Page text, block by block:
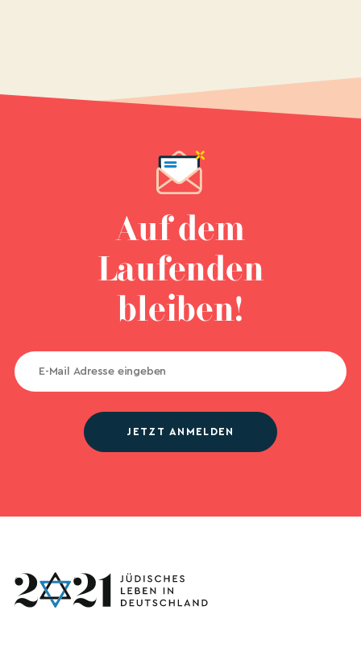
Auf dem
Laufenden
bleiben!
JETZT ANMELDEN